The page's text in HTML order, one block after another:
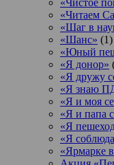
«Читаем
«Шаг в
«Шанс» (1)
«Юный
«Я донор»
«Я дружу
«Я знаю
«Я и моя
«Я и папа
«Я
«Я
«Ярмарке